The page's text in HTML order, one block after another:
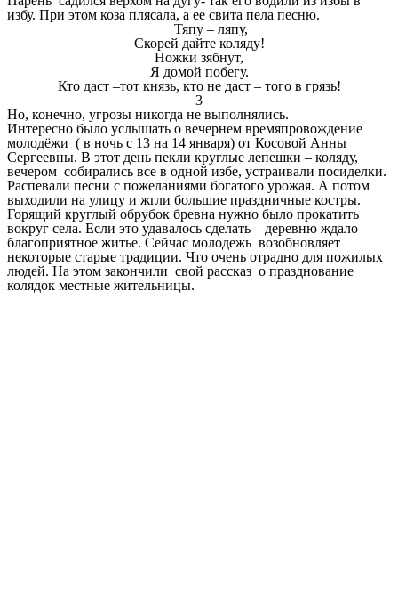
избу. При этом коза плясала, а ее свита пела песню.
Тяпу – ляпу,
Скорей дайте коляду!
Ножки зябнут,
Я домой побегу.
Кто даст –тот князь, кто не даст – того в грязь!
3
Но, конечно, угрозы никогда не выполнялись.
Интересно было услышать о вечернем времяпровождение
молодёжи ( в ночь с 13 на 14 января) от Косовой Анны
Сергеевны. В этот день пекли круглые лепешки – коляду,
вечером собирались все в одной избе, устраивали посиделки.
Распевали песни с пожеланиями богатого урожая. А потом
выходили на улицу и жгли большие праздничные костры.
Горящий круглый обрубок бревна нужно было прокатить
вокруг села. Если это удавалось сделать – деревню ждало
благоприятное житье. Сейчас молодежь возобновляет
некоторые старые традиции. Что очень отрадно для пожилых
людей. На этом закончили свой рассказ о празднование
колядок местные жительницы.